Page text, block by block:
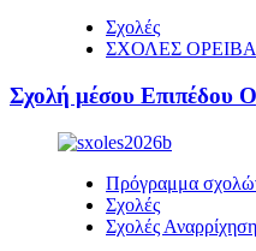
Σχολές
ΣΧΟΛΕΣ
Σχολή μέσου
Πρόγραμμα
Σχολές
Σχολές